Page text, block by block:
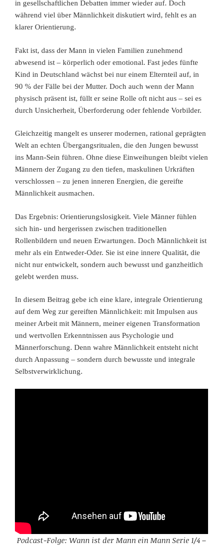
in gesellschaftlichen Debatten immer wieder auf. Doch
während viel über Männlichkeit diskutiert wird, fehlt es an
klarer Orientierung.
Fakt ist, dass der Mann in vielen Familien zunehmend
abwesend ist – körperlich oder emotional. Fast jedes fünfte
Kind in Deutschland wächst bei nur einem Elternteil auf, in
90 % der Fälle bei der Mutter. Doch auch wenn der Mann
physisch präsent ist, füllt er seine Rolle oft nicht aus – sei es
durch Unsicherheit, Überforderung oder fehlende Vorbilder.
Gleichzeitig mangelt es unserer modernen, rational geprägten
Welt an echten Übergangsritualen, die den Jungen bewusst
ins Mann-Sein führen. Ohne diese Einweihungen bleibt vielen
Männern der Zugang zu den tiefen, maskulinen Urkräften
verschlossen – zu jenen inneren Energien, die gereifte
Männlichkeit ausmachen.
Das Ergebnis: Orientierungslosigkeit. Viele Männer fühlen
sich hin- und hergerissen zwischen traditionellen
Rollenbildern und neuen Erwartungen. Doch Männlichkeit ist
mehr als ein Entweder-Oder. Sie ist eine innere Qualität, die
nicht nur entwickelt, sondern auch bewusst und ganzheitlich
gelebt werden muss.
In diesem Beitrag gebe ich eine klare, integrale Orientierung
auf dem Weg zur gereiften Männlichkeit: mit Impulsen aus
meiner Arbeit mit Männern, meiner eigenen Transformation
und wertvollen Erkenntnissen aus Psychologie und
Männerforschung. Denn wahre Männlichkeit entsteht nicht
durch Anpassung – sondern durch bewusste und integrale
Selbstverwirklichung.
Podcast-Folge: Wann ist der Mann ein Mann Serie 1/4 –